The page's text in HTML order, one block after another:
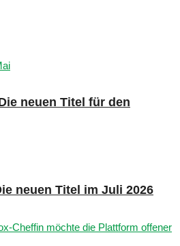
neuen Titel für den
neuen Titel im Juli 2026